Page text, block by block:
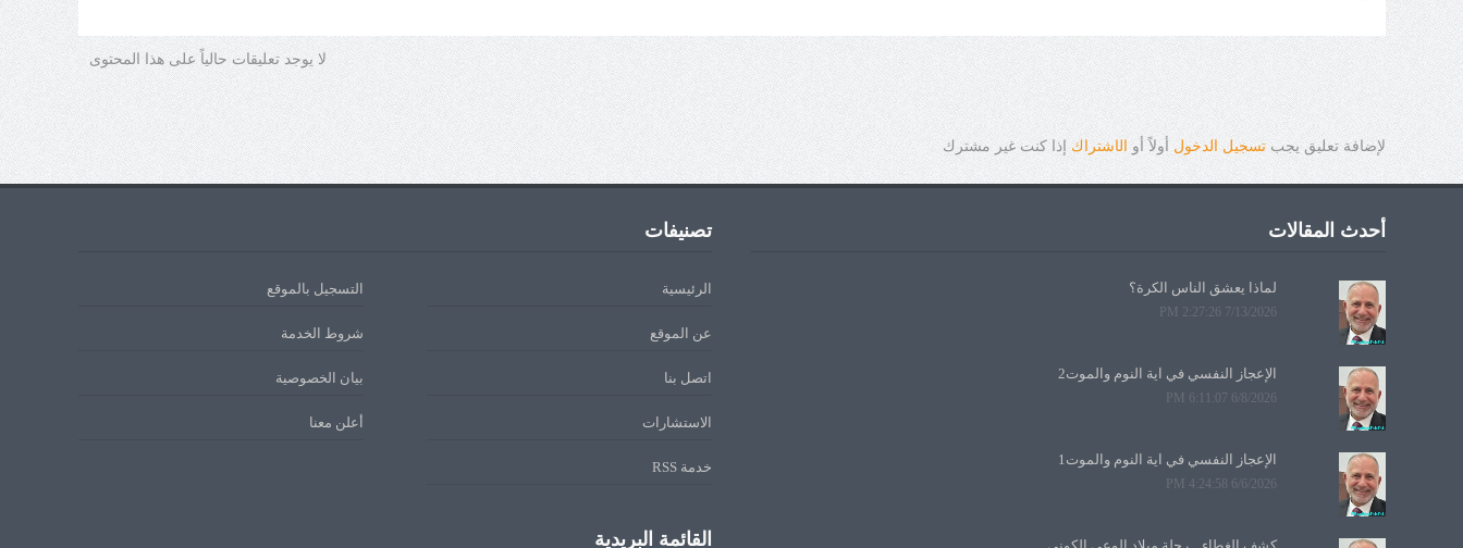
لا يوجد تعليقات حالياً على هذا المحتوى
لإضافة تعليق يجبتسجيل الدخولأولاً أو الاشتراك إذا كنت غير مشترك
أحدث المقالات
لماذا يعشق الناس الكرة؟
7/13/2026 2:27:26 PM
الإعجاز النفسي في آية النوم والموت2
6/8/2026 6:11:07 PM
الإعجاز النفسي في آية النوم والموت1
6/6/2026 4:24:58 PM
تصنيفات
الرئيسية التسجيل بالموقع
عن الموقع شروط الخدمة
اتصل بنا بيان الخصوصية
الاستشارات أعلن معنا
خدمة RSS
القائمة البريدية